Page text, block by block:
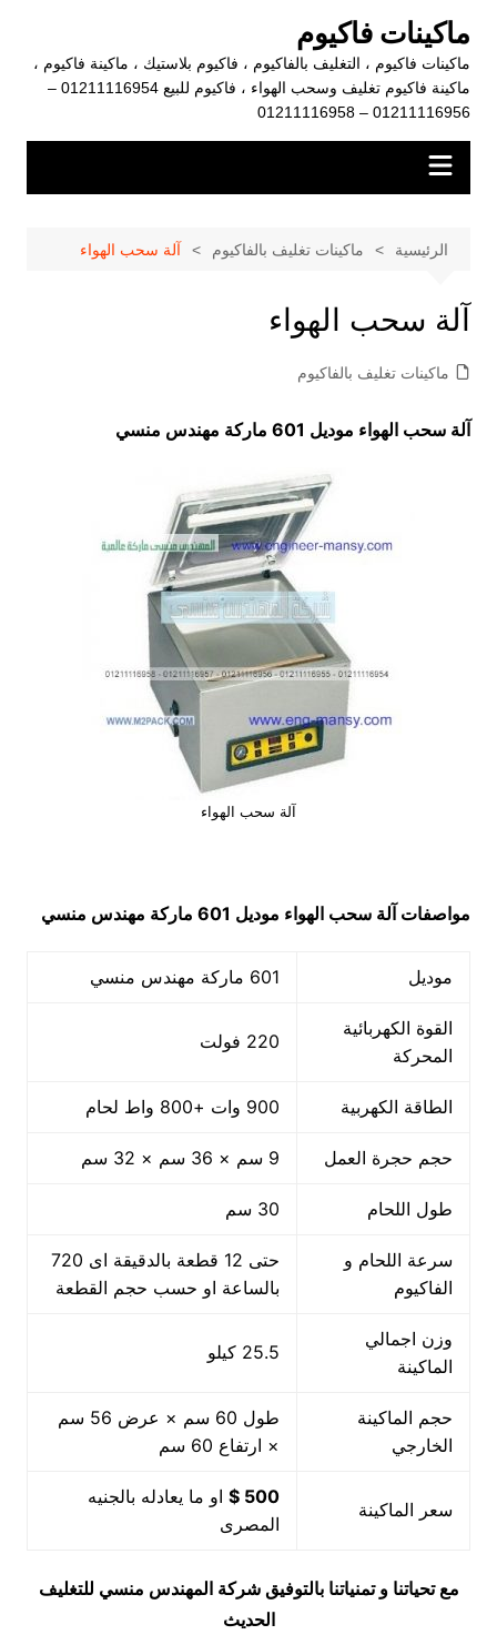
المحتوى
ماكينات فاكيوم
ماكينات فاكيوم ، التغليف بالفاكيوم ، فاكيوم بلاستيك ، ماكينة فاكيوم ،
ماكينة فاكيوم تغليف وسحب الهواء ، فاكيوم للبيع 01211116954 –
01211116956 – 01211116958
الرئيسية ماكينات تغليف بالفاكيوم آلة سحب الهواء
آلة سحب الهواء
ماكينات تغليف بالفاكيوم
آلة سحب الهواء موديل 601 ماركة مهندس منسي
آلة سحب الهواء
مواصفات آلة سحب الهواء موديل 601 ماركة مهندس منسي
موديل 601 ماركة مهندس منسي
القوة الكهربائية
المحركة
220 فولت
الطاقة الكهربية 900 وات +800 واط لحام
حجم حجرة العمل 9 سم × 36 سم × 32 سم
طول اللحام 30 سم
سرعة اللحام و
الفاكيوم
حتى 12 قطعة بالدقيقة اى 720
بالساعة او حسب حجم القطعة
وزن اجمالي
الماكينة
25.5 كيلو
حجم الماكينة
الخارجي
طول 60 سم × عرض 56 سم
× ارتفاع 60 سم
سعر الماكينة
500 $
او ما يعادله بالجنيه
المصرى
مع تحياتنا و تمنياتنا بالتوفيق شركة المهندس منسي للتغليف
الحديث